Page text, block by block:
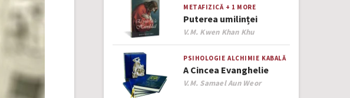
METAFIZICĂ + 1 MORE
Puterea umilinței
Author
V.M. Kwen Khan Khu
PSIHOLOGIE ALCHIMIE KABALĂ
A Cincea Evanghelie
Author
V.M. Samael Aun Weor